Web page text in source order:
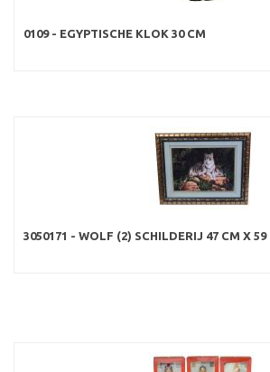
0109 - EGYPTISCHE KLOK 30 CM
3050171 - WOLF (2) SCHILDERIJ 47 CM X 59